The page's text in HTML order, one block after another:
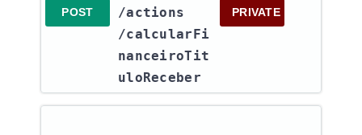
POST
/actions​
/calcularFi
nanceiroTit
uloReceber
PRIVATE